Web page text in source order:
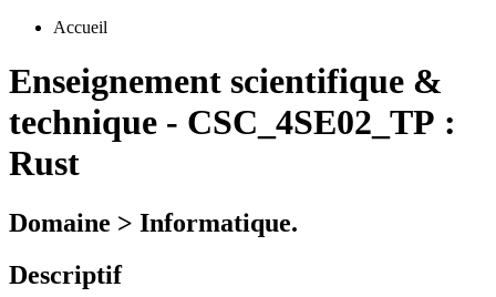
Accueil
Enseignement scientifique &
technique - CSC_4SE02_TP :
Rust
Domaine > Informatique.
Descriptif